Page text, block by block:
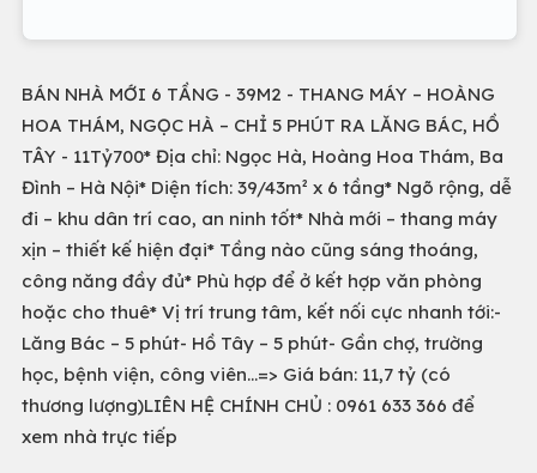
BÁN NHÀ MỚI 6 TẦNG - 39M2 - THANG MÁY – HOÀNG
HOA THÁM, NGỌC HÀ – CHỈ 5 PHÚT RA LĂNG BÁC, HỒ
TÂY - 11Tỷ700* Địa chỉ: Ngọc Hà, Hoàng Hoa Thám, Ba
Đình – Hà Nội* Diện tích: 39/43m² x 6 tầng* Ngõ rộng, dễ
đi – khu dân trí cao, an ninh tốt* Nhà mới – thang máy
xịn – thiết kế hiện đại* Tầng nào cũng sáng thoáng,
công năng đầy đủ* Phù hợp để ở kết hợp văn phòng
hoặc cho thuê* Vị trí trung tâm, kết nối cực nhanh tới:-
Lăng Bác – 5 phút- Hồ Tây – 5 phút- Gần chợ, trường
học, bệnh viện, công viên...=> Giá bán: 11,7 tỷ (có
thương lượng)LIÊN HỆ CHÍNH CHỦ : 0961 633 366 để
xem nhà trực tiếp